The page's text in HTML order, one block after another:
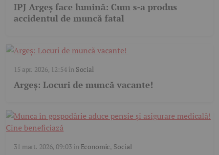
IPJ Argeș face lumină: Cum s-a produs
accidentul de muncă fatal
15 apr. 2026, 12:54în Social
Argeș: Locuri de muncă vacante!
31 mart. 2026, 09:03în Economic, Social